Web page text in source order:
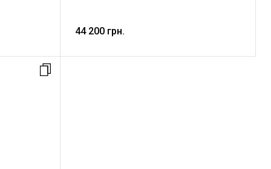
44 200 грн.